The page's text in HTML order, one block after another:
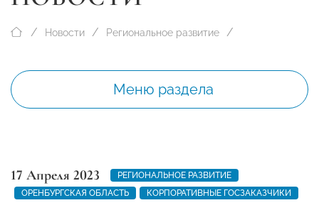
Новости Региональное развитие
Меню раздела
17 Апреля 2023
РЕГИОНАЛЬНОЕ РАЗВИТИЕ
ОРЕНБУРГСКАЯ ОБЛАСТЬ
КОРПОРАТИВНЫЕ ГОСЗАКАЗЧИКИ